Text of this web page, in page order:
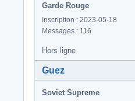
Garde Rouge
Inscription : 2023-05-18
Messages : 116
Hors ligne
Guez
Soviet Supreme